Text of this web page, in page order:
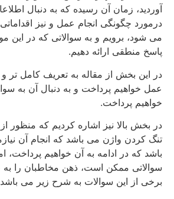
آوردید، زمان آن رسیده که به دنبال
درمورد چگونگی انجام عمل و نیز اقداماتی
می شود، برویم و به سوالاتی که در این مورد
پاسخ منطقی ارائه دهیم.
در این بخش از مقاله به تعریف کامل تر و
عمل خواهیم پرداخت و به دنبال آن به
خواهیم پرداخت.
در بخش بالا نیز اشاره کردیم که منظور از
تنگ کردن واژن می باشد که انجام آن
باشد که در ادامه به آن خواهیم پرداخت، اما
سوالاتی ممکن است، ذهن مخاطبان را به
برخی از این سوالات به شرح زیر می باشد: